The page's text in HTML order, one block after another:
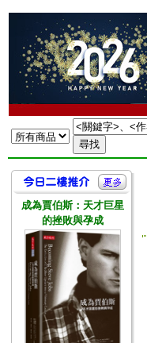
成為賈伯斯：天才巨星
的挫敗與孕成